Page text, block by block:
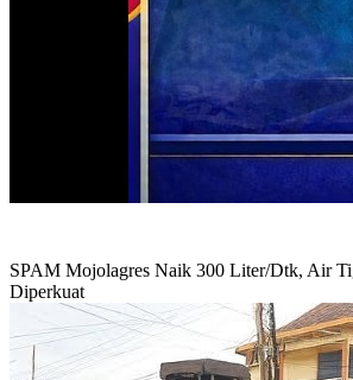
SPAM Mojolagres Naik 300 Liter/Dtk, Air
Diperkuat